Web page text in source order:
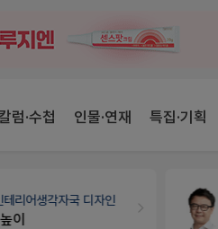
럼·수첩 인물·연재 특집·기획
테리어생각자국 디자인
이